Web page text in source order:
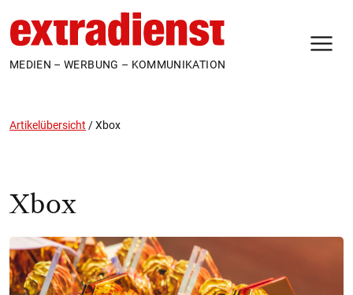
MEDIEN – WERBUNG – KOMMUNIKATION
Artikelübersicht /Xbox
Xbox